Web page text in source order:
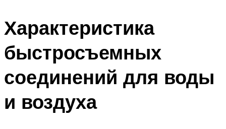
Характеристика
быстросъемных
соединений для воды
и воздуха